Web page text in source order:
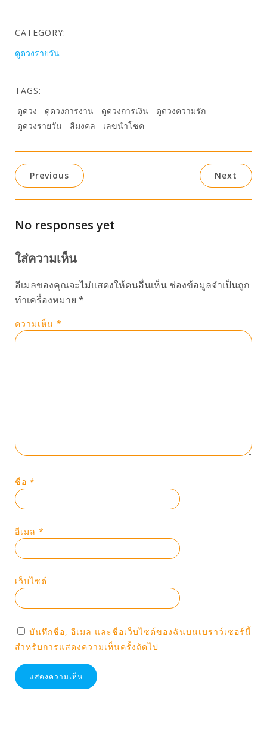
CATEGORY:
ดูดวงรายวัน
TAGS:
ดูดวง
ดูดวงการงาน ดูดวงการเงิน
ดูดวงความรัก
ดูดวงรายวัน
สีมงคล เลขนำโชค
Previous Next
No responses yet
ใส่ความเห็น
อีเมลของคุณจะไม่แสดงให้คนอื่นเห็น ช่องข้อมูลจำเป็นถูก
ทำเครื่องหมาย *
ความเห็น *
ชื่อ *
อีเมล *
เว็บไซต์
บันทึกชื่อ, อีเมล และชื่อเว็บไซต์ของฉันบนเบราว์เซอร์นี้
สำหรับการแสดงความเห็นครั้งถัดไป